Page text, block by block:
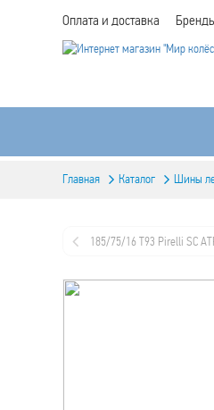
Оплата и доставка
Главная Каталог Шины
185/75/16 T93 Pirelli SC